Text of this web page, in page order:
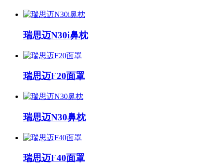
瑞思迈N30i鼻枕
瑞思迈F20面罩
瑞思迈N30鼻枕
瑞思迈F40面罩